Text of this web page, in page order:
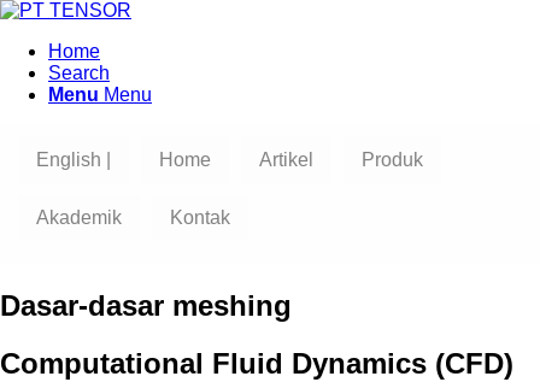
Home
Search
Menu Menu
English | Home Artikel Produk
Akademik Kontak
Dasar-dasar meshing
Computational Fluid Dynamics (CFD)